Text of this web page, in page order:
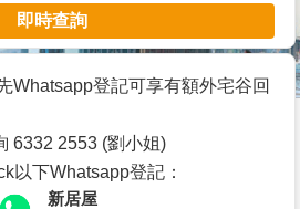
即時查詢
Whatsapp登記可享有額外宅谷回
6332 2553 (劉小姐)
以下Whatsapp登記：
新居屋